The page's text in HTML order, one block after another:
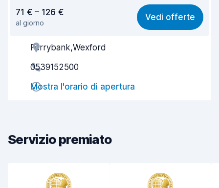
7,8
Facile da trovare 8,2
Gentilezza degli agenti
Rapidità del ritiro
Rapidità della riconsegna
Condizioni dell'auto
71 € – 126 €
al giorno
Vedi offerte
Ferrybank,Wexford
0539152500
Mostra l'orario di apertura
Servizio premiato